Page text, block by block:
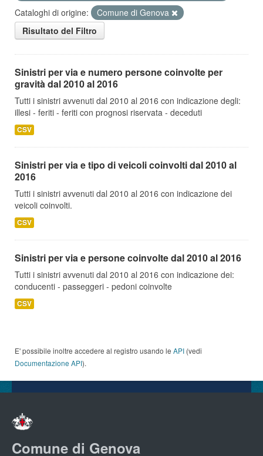
Cataloghi di origine:
Comune di Genova
Risultato del Filtro
Sinistri per via e numero persone coinvolte per
gravità dal 2010 al 2016
Tutti i sinistri avvenuti dal 2010 al 2016 con indicazione degli:
illesi - feriti - feriti con prognosi riservata - deceduti
CSV
Sinistri per via e tipo di veicoli coinvolti dal 2010 al
2016
Tutti i sinistri avvenuti dal 2010 al 2016 con indicazione dei
veicoli coinvolti.
CSV
Sinistri per via e persone coinvolte dal 2010 al 2016
Tutti i sinistri avvenuti dal 2010 al 2016 con indicazione dei:
conducenti - passeggeri - pedoni coinvolte
CSV
E' possibile inoltre accedere al registro usando le API (vedi
Documentazione API).
Comune di Genova